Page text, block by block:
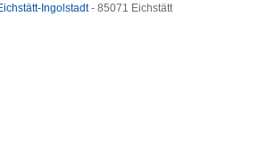
Ingolstadt- 85071 Eichstätt